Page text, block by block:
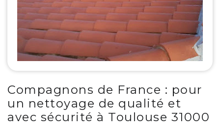
Compagnons de France : pour
un nettoyage de qualité et
avec sécurité à Toulouse 31000